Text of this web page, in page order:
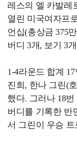
레스의 엘 카발레
열린 미국여자프
언십(총상금 375
버디 3개, 보기 3
1-4라운드 합계
진희, 한나 그린(
했다. 그러나 18
버디를 기록한 반
서 그린이 우승